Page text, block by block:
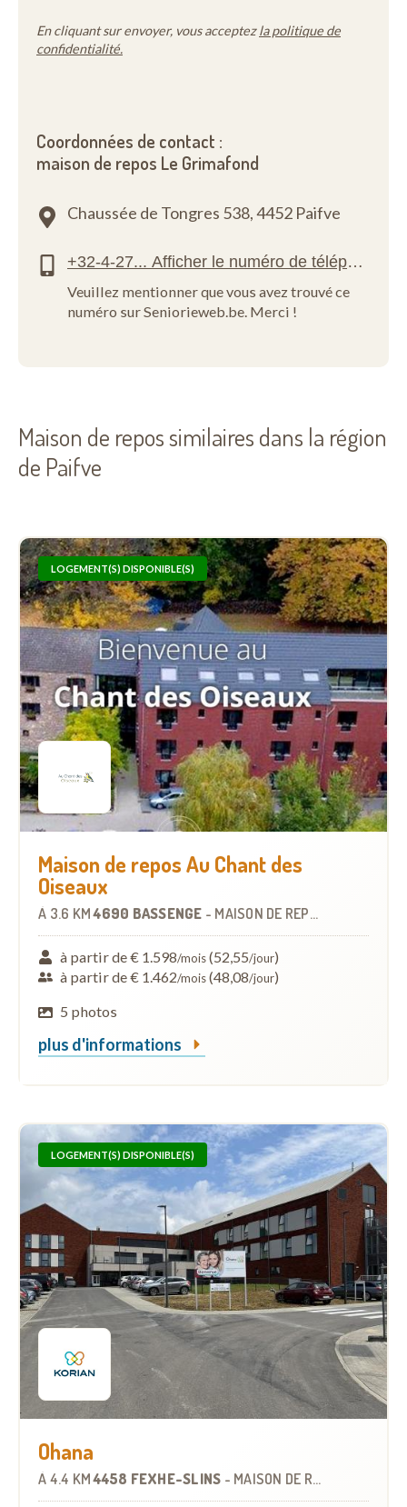
En cliquant sur envoyer, vous acceptezla politique de
confidentialité.
Coordonnées de contact :
maison de repos Le Grimafond
Chaussée de Tongres 538,4452 Paifve
Veuillez mentionner que vous avez trouvé ce
numéro sur Seniorieweb.be. Merci !
Maison de repos similaires dans la région
de Paifve
LOGEMENT(S) DISPONIBLE(S)
Maison de repos Au Chant des
Oiseaux
À 3.6 KM 4690 BASSENGE - MAISON DE REPOS
à partir de € 1.598/mois(52,55/jour)
à partir de € 1.462/mois(48,08/jour)
5 photos
plus d'informations
LOGEMENT(S) DISPONIBLE(S)
Ohana
À 4.4 KM 4458 FEXHE-SLINS - MAISON DE REPOS